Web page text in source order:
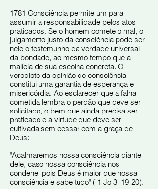
1781 Consciência permite um para
assumir a responsabilidade pelos atos
praticados. Se o homem comete o mal, o
julgamento justo da consciência pode ser
nele o testemunho da verdade universal
da bondade, ao mesmo tempo que a
malícia de sua escolha concreta. O
veredicto da opinião de consciência
constitui uma garantia de esperança e
misericórdia. Ao esclarecer que a falha
cometida lembra o perdão que deve ser
solicitado, o bem que ainda precisa ser
praticado e a virtude que deve ser
cultivada sem cessar com a graça de
Deus:
"Acalmaremos nossa consciência diante
dele, caso nossa consciência nos
condene, pois Deus é maior que nossa
consciência e sabe tudo" ( 1 Jo 3, 19-20).